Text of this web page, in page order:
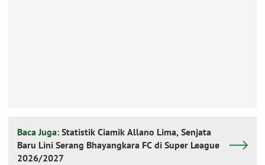
Baca Juga: Statistik Ciamik Allano Lima, Senjata
Baru Lini Serang Bhayangkara FC di Super League
2026/2027